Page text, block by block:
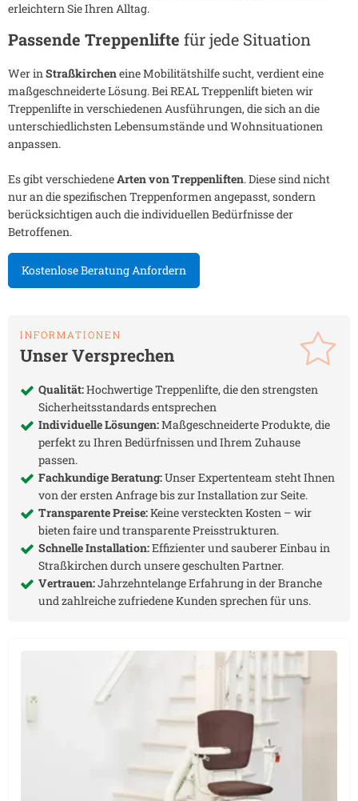
erleichtern Sie Ihren Alltag.
Passende Treppenlifte für jede Situation
Wer inStraßkircheneine Mobilitätshilfe sucht, verdient eine
maßgeschneiderte Lösung. Bei REAL Treppenlift bieten wir
Treppenlifte in verschiedenen Ausführungen, die sich an die
unterschiedlichsten Lebensumstände und Wohnsituationen
anpassen.
Es gibt verschiedeneArten von Treppenliften. Diese sind nicht
nur an die spezifischen Treppenformen angepasst, sondern
berücksichtigen auch die individuellen Bedürfnisse der
Betroffenen.
Kostenlose Beratung Anfordern
INFORMATIONEN
Unser Versprechen
Qualität:Hochwertige Treppenlifte, die den strengsten
Sicherheitsstandards entsprechen
Individuelle Lösungen:Maßgeschneiderte Produkte, die
perfekt zu Ihren Bedürfnissen und Ihrem Zuhause
passen.
Fachkundige Beratung:Unser Expertenteam steht Ihnen
von der ersten Anfrage bis zur Installation zur Seite.
Transparente Preise:Keine versteckten Kosten – wir
bieten faire und transparente Preisstrukturen.
Schnelle Installation:Effizienter und sauberer Einbau in
Straßkirchendurch unsere geschulten Partner.
Vertrauen:Jahrzehntelange Erfahrung in der Branche
und zahlreiche zufriedene Kunden sprechen für uns.